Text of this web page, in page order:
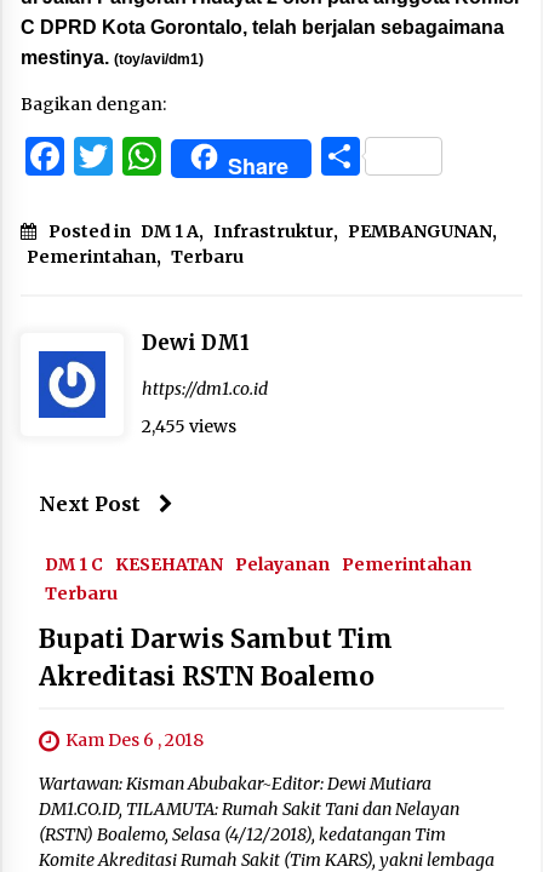
C DPRD Kota Gorontalo, telah berjalan sebagaimana
mestinya. (toy/avi/dm1)
Bagikan dengan:
Facebook
Twitter
WhatsApp
Share Share
Posted in DM 1 A, Infrastruktur, PEMBANGUNAN,
Pemerintahan, Terbaru
Dewi DM1
https://dm1.co.id
2,455 views
Next Post
DM 1 C KESEHATAN Pelayanan
Pemerintahan
Terbaru
Bupati Darwis Sambut Tim
Akreditasi RSTN Boalemo
Kam Des 6 , 2018
Wartawan: Kisman Abubakar~Editor: Dewi Mutiara
DM1.CO.ID, TILAMUTA: Rumah Sakit Tani dan Nelayan
(RSTN) Boalemo, Selasa (4/12/2018), kedatangan Tim
Komite Akreditasi Rumah Sakit (Tim KARS), yakni lembaga